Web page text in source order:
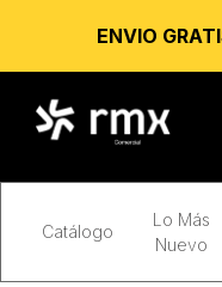
Catálogo
Lo Más
Nuevo
ENVIO